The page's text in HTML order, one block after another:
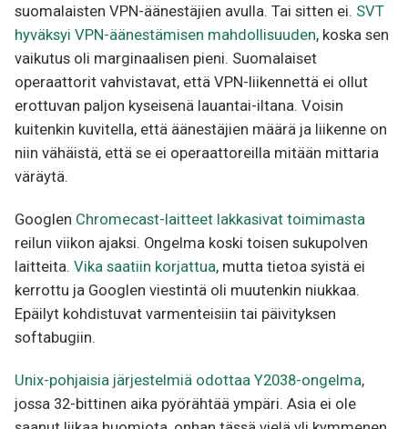
suomalaisten VPN-äänestäjien avulla. Tai sitten ei. SVT
hyväksyi VPN-äänestämisen mahdollisuuden, koska sen
vaikutus oli marginaalisen pieni. Suomalaiset
operaattorit vahvistavat, että VPN-liikennettä ei ollut
erottuvan paljon kyseisenä lauantai-iltana. Voisin
kuitenkin kuvitella, että äänestäjien määrä ja liikenne on
niin vähäistä, että se ei operaattoreilla mitään mittaria
väräytä.
Googlen Chromecast-laitteet lakkasivat toimimasta
reilun viikon ajaksi. Ongelma koski toisen sukupolven
laitteita. Vika saatiin korjattua, mutta tietoa syistä ei
kerrottu ja Googlen viestintä oli muutenkin niukkaa.
Epäilyt kohdistuvat varmenteisiin tai päivityksen
softabugiin.
Unix-pohjaisia järjestelmiä odottaa Y2038-ongelma,
jossa 32-bittinen aika pyörähtää ympäri. Asia ei ole